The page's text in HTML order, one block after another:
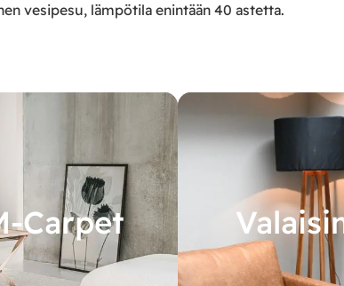
vesipesu, lämpötila enintään 40 astetta.
Carpet